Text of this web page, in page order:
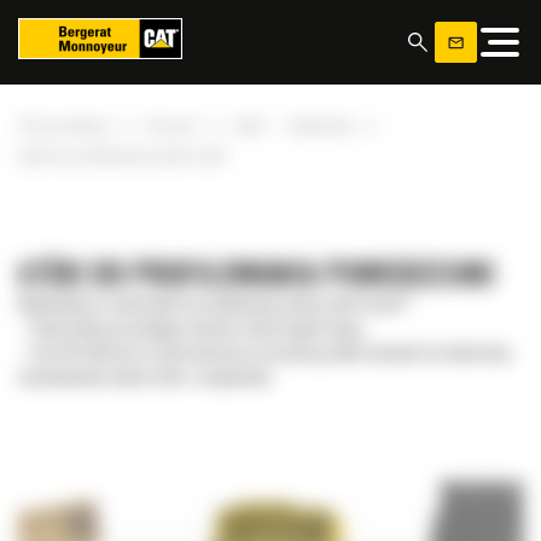
ŁYŻKI DO PROFILOWANIA POWIERZCHNI
Panel zarządzania plikami cookies